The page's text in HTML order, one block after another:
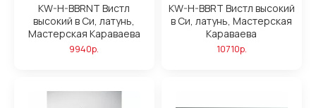
KW-H-BBRNT Вистл
высокий в Си, латунь,
Мастерская Караваева
9940р.
KW-H-BBRT Вистл высокий
в Си, латунь, Мастерская
Караваева
10710р.